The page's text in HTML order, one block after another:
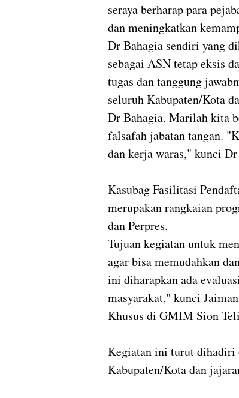
seraya berharap para
dan meningkatkan
Dr Bahagia sendiri yang
sebagai ASN tetap eksis
tugas dan tanggung
seluruh Kabupaten/Kota
Dr Bahagia. Marilah kita
falsafah jabatan tangan.
dan kerja waras," kunci
Kasubag Fasilitasi
merupakan rangkaian
dan Perpres.
Tujuan kegiatan untuk
agar bisa memudahkan
ini diharapkan ada
masyarakat," kunci
Khusus di GMIM Sion
Kegiatan ini turut dihadiri
Kabupaten/Kota dan